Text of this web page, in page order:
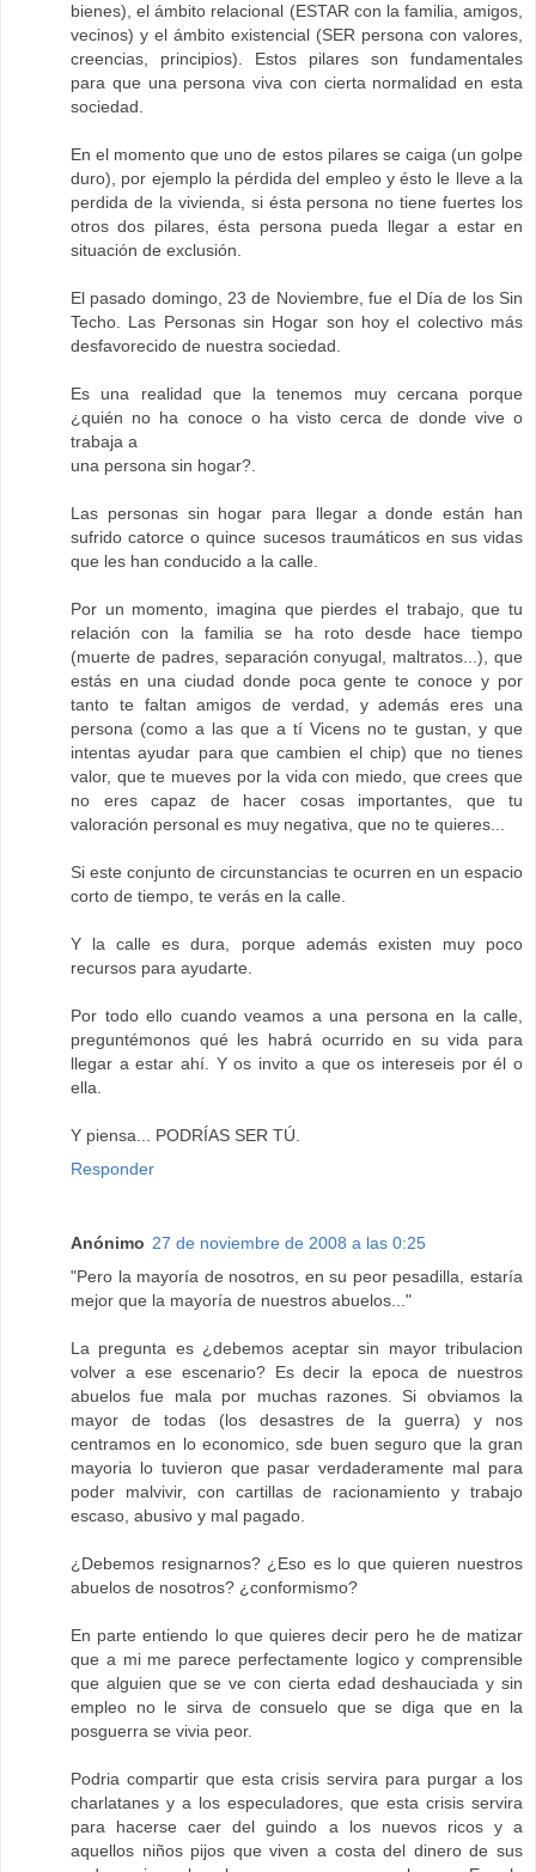
bienes), el ámbito relacional (ESTAR con la familia, amigos,
vecinos) y el ámbito existencial (SER persona con valores,
creencias, principios). Estos pilares son fundamentales
para que una persona viva con cierta normalidad en esta
sociedad.
En el momento que uno de estos pilares se caiga (un golpe
duro), por ejemplo la pérdida del empleo y ésto le lleve a la
perdida de la vivienda, si ésta persona no tiene fuertes los
otros dos pilares, ésta persona pueda llegar a estar en
situación de exclusión.
El pasado domingo, 23 de Noviembre, fue el Día de los Sin
Techo. Las Personas sin Hogar son hoy el colectivo más
desfavorecido de nuestra sociedad.
Es una realidad que la tenemos muy cercana porque
¿quién no ha conoce o ha visto cerca de donde vive o
trabaja a
una persona sin hogar?.
Las personas sin hogar para llegar a donde están han
sufrido catorce o quince sucesos traumáticos en sus vidas
que les han conducido a la calle.
Por un momento, imagina que pierdes el trabajo, que tu
relación con la familia se ha roto desde hace tiempo
(muerte de padres, separación conyugal, maltratos...), que
estás en una ciudad donde poca gente te conoce y por
tanto te faltan amigos de verdad, y además eres una
persona (como a las que a tí Vicens no te gustan, y que
intentas ayudar para que cambien el chip) que no tienes
valor, que te mueves por la vida con miedo, que crees que
no eres capaz de hacer cosas importantes, que tu
valoración personal es muy negativa, que no te quieres...
Si este conjunto de circunstancias te ocurren en un espacio
corto de tiempo, te verás en la calle.
Y la calle es dura, porque además existen muy poco
recursos para ayudarte.
Por todo ello cuando veamos a una persona en la calle,
preguntémonos qué les habrá ocurrido en su vida para
llegar a estar ahí. Y os invito a que os intereseis por él o
ella.
Y piensa... PODRÍAS SER TÚ.
Responder
Anónimo 27 de noviembre de 2008 a las 0:25
"Pero la mayoría de nosotros, en su peor pesadilla, estaría
mejor que la mayoría de nuestros abuelos..."
La pregunta es ¿debemos aceptar sin mayor tribulacion
volver a ese escenario? Es decir la epoca de nuestros
abuelos fue mala por muchas razones. Si obviamos la
mayor de todas (los desastres de la guerra) y nos
centramos en lo economico, sde buen seguro que la gran
mayoria lo tuvieron que pasar verdaderamente mal para
poder malvivir, con cartillas de racionamiento y trabajo
escaso, abusivo y mal pagado.
¿Debemos resignarnos? ¿Eso es lo que quieren nuestros
abuelos de nosotros? ¿conformismo?
En parte entiendo lo que quieres decir pero he de matizar
que a mi me parece perfectamente logico y comprensible
que alguien que se ve con cierta edad deshauciada y sin
empleo no le sirva de consuelo que se diga que en la
posguerra se vivia peor.
Podria compartir que esta crisis servira para purgar a los
charlatanes y a los especuladores, que esta crisis servira
para hacerse caer del guindo a los nuevos ricos y a
aquellos niños pijos que viven a costa del dinero de sus